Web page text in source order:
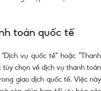
toán quốc tế
vụ quốc tế” hoặc “Thanh
tùy chọn về dịch vụ thanh toán
giao dịch quốc tế. Việc này